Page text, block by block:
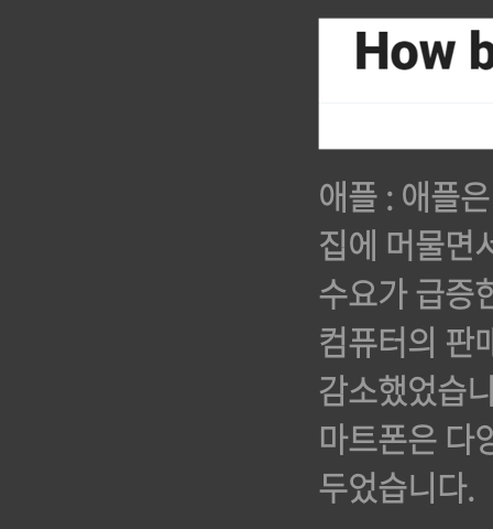
애플 : 애플
집에 머물면
수요가 급증
컴퓨터의 판
감소했었습
마트폰은 다
두었습니다.